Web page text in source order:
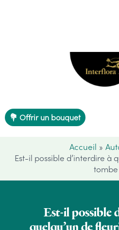
💐 Offrir un bouquet
Accueil
Est-il possible d’interdire à
tombe
Est-il possible
quelqu’un de